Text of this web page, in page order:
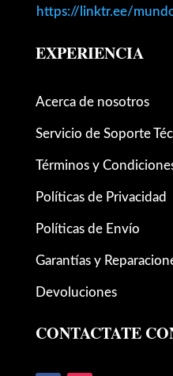
https://linktr.ee/
EXPERIENCIA
Acerca de nosotros
Servicio de Soporte
Términos y
Políticas de Privacidad
Políticas de Envío
Garantías y
Devoluciones
CONTACTATE